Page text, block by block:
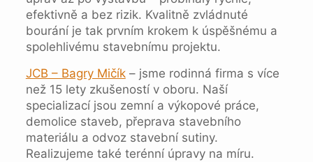
efektivně a bez rizik. Kvalitně zvládnuté
bourání je tak prvním krokem k úspěšnému a
spolehlivému stavebnímu projektu.
JCB – Bagry Mičík– jsme rodinná firma s více
než 15 lety zkušeností v oboru. Naší
specializací jsou zemní a výkopové práce,
demolice staveb, přeprava stavebního
materiálu a odvoz stavební sutiny.
Realizujeme také terénní úpravy na míru.